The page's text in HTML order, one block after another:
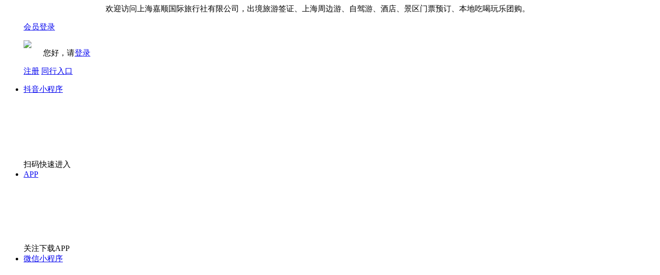
欢迎访问上海嘉顺国际旅行社有限公司，出境旅游签证、上海周边游、自驾游、酒店、景区门票预订、本地吃喝玩乐团购。
会员登录
您好，请登录
注册 同行入口
抖音小程序
扫码快速进入
APP
关注下载APP
微信小程序